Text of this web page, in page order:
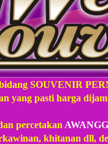
SOUVENIR
yang pasti harga
percetakan
khitanan dll,